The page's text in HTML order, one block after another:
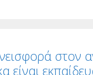
στον
είναι